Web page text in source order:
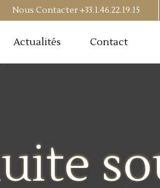
Nous Contacter+33.1.46.22.19.15
Actualités Contact